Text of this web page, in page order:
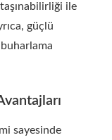
ile
güçlü
sayesinde